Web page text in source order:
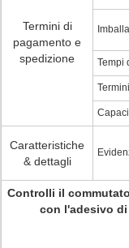
Termini di
pagamento e
spedizione
Tempi
Caratteristiche
& dettagli
Controlli il
con l'adesivo